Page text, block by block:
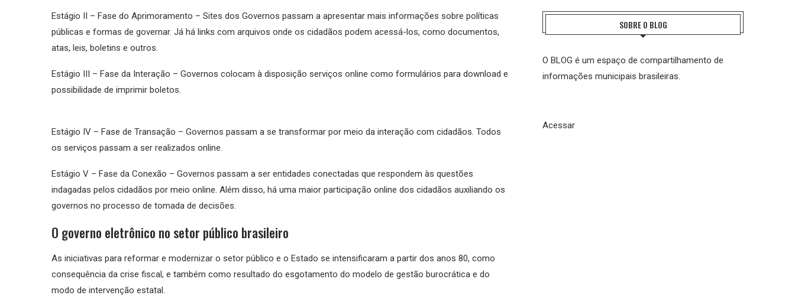
Estágio II – Fase do Aprimoramento – Sites dos Governos passam a apresentar mais informações sobre políticas
públicas e formas de governar. Já há links com arquivos onde os cidadãos podem acessá-los, como documentos,
atas, leis, boletins e outros.
Estágio III – Fase da Interação – Governos colocam à disposição serviços online como formulários para download e
possibilidade de imprimir boletos.
Estágio IV – Fase de Transação – Governos passam a se transformar por meio da interação com cidadãos. Todos
os serviços passam a ser realizados online.
Estágio V – Fase da Conexão – Governos passam a ser entidades conectadas que respondem às questões
indagadas pelos cidadãos por meio online. Além disso, há uma maior participação online dos cidadãos auxiliando os
governos no processo de tomada de decisões.
O governo eletrônico no setor público brasileiro
As iniciativas para reformar e modernizar o setor público e o Estado se intensificaram a partir dos anos 80, como
consequência da crise fiscal, e também como resultado do esgotamento do modelo de gestão burocrática e do
modo de intervenção estatal.
SOBRE O BLOG
O BLOG é um espaço de compartilhamento de
informações municipais brasileiras.
Acessar